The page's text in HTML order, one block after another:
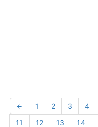
← 1 2 3 4
11
12 13 14